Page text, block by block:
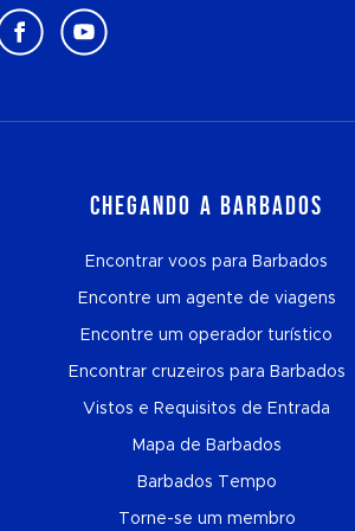
Chegando a Barbados
Encontrar voos para Barbados
Encontre um agente de viagens
Encontre um operador turístico
Encontrar cruzeiros para Barbados
Vistos e Requisitos de Entrada
Mapa de Barbados
Barbados Tempo
Torne-se um membro